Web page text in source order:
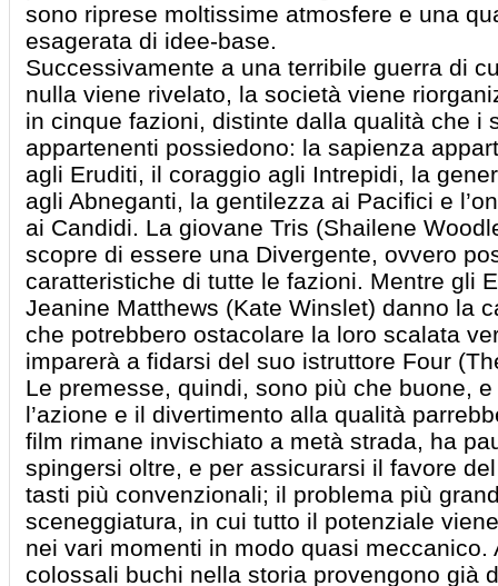
sono riprese moltissime atmosfere e una
esagerata di idee-base.
Successivamente a una terribile guerra di
nulla viene rivelato, la società viene
in cinque fazioni, distinte dalla qualità che i
appartenenti possiedono: la sapienza
agli Eruditi, il coraggio agli Intrepidi, la
agli Abneganti, la gentilezza ai Pacifici e
ai Candidi. La giovane Tris (Shailene
scopre di essere una Divergente, ovvero
caratteristiche di tutte le fazioni. Mentre gli
Jeanine Matthews (Kate Winslet) danno la
che potrebbero ostacolare la loro scalata
imparerà a fidarsi del suo istruttore Four
Le premesse, quindi, sono più che buone,
l’azione e il divertimento alla qualità
film rimane invischiato a metà strada, ha
spingersi oltre, e per assicurarsi il favore
tasti più convenzionali; il problema più
sceneggiatura, in cui tutto il potenziale
nei vari momenti in modo quasi meccanico.
colossali buchi nella storia provengono già